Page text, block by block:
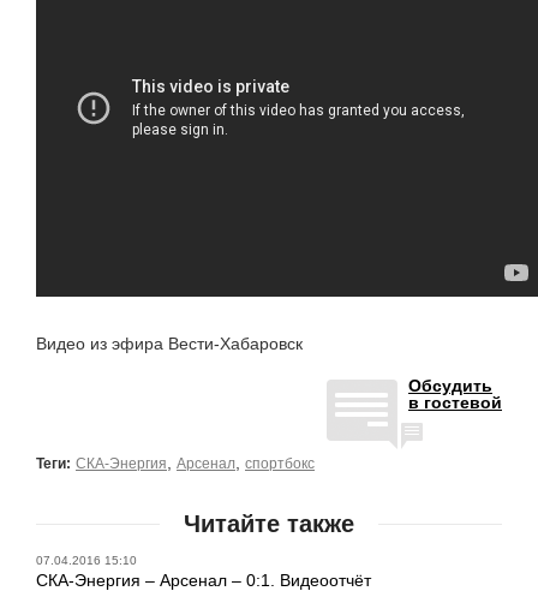
Видео из эфира Вести-Хабаровск
Обсудить
в гостевой
Теги: СКА-Энергия Арсенал спортбокс
Читайте также
07.04.2016 15:10
СКА-Энергия – Арсенал – 0:1. Видеоотчёт